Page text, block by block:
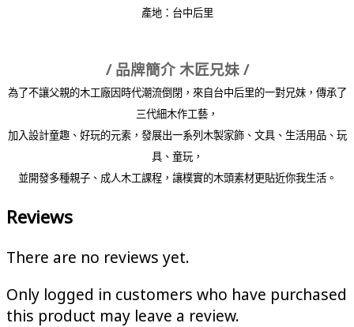
產地：台中后里
/ 品牌簡介 木匠兄妹 /
為了不讓父親的木工廠因時代潮流倒閉，來自台中后里的一對兄妹，傳承了
三代細木作工藝，
加入設計童趣、好玩的元素，發展出一系列木製家飾、文具、生活用品、玩
具、童玩，
並開發多種親子、成人木工課程，讓樸實的木頭素材更貼近你我生活。
Reviews
There are no reviews yet.
Only logged in customers who have purchased
this product may leave a review.